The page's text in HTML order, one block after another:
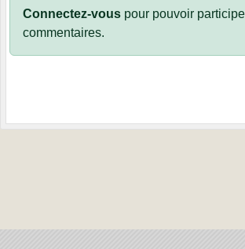
Connectez-vous pour pouvoir
commentaires.